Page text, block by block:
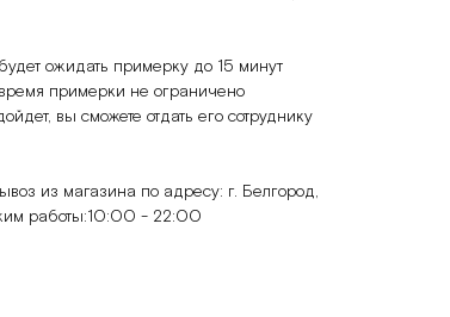
ожидать примерку до 15 минут
примерки не ограничено
вы сможете отдать его сотруднику
из магазина по адресу: г. Белгород,
работы:10:00 - 22:00